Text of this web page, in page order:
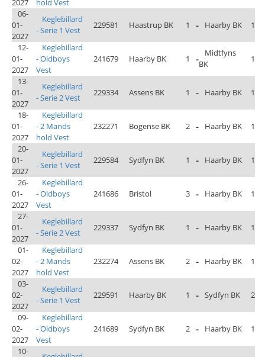
2027
hold Vest
06-
01-
2027
Keglebillard
- Serie 1 Vest
229581 Haastrup BK 1 - Haarby BK 1
12-
01-
2027
Keglebillard
- Oldboys
Vest
241679 Haarby BK 1 -
Midtfyns
BK
1
13-
01-
2027
Keglebillard
- Serie 2 Vest
229334 Assens BK 1 - Haarby BK 1
18-
01-
2027
Keglebillard
- 2 Mands
hold Vest
232271 Bogense BK 2 - Haarby BK 1
20-
01-
2027
Keglebillard
- Serie 1 Vest
229584 Sydfyn BK 1 - Haarby BK 1
26-
01-
2027
Keglebillard
- Oldboys
Vest
241686 Bristol 3 - Haarby BK 1
27-
01-
2027
Keglebillard
- Serie 2 Vest
229337 Sydfyn BK 1 - Haarby BK 1
01-
02-
2027
Keglebillard
- 2 Mands
hold Vest
232274 Assens BK 2 - Haarby BK 1
03-
02-
2027
Keglebillard
- Serie 1 Vest
229591 Haarby BK 1 - Sydfyn BK 2
09-
02-
2027
Keglebillard
- Oldboys
Vest
241689 Sydfyn BK 2 - Haarby BK 1
10-